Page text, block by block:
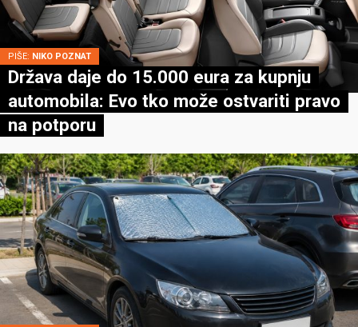
PIŠE: NIKO POZNAT
Država daje do 15.000 eura za kupnju
automobila: Evo tko može ostvariti pravo
na potporu